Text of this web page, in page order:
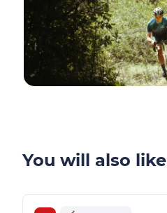
You will also like